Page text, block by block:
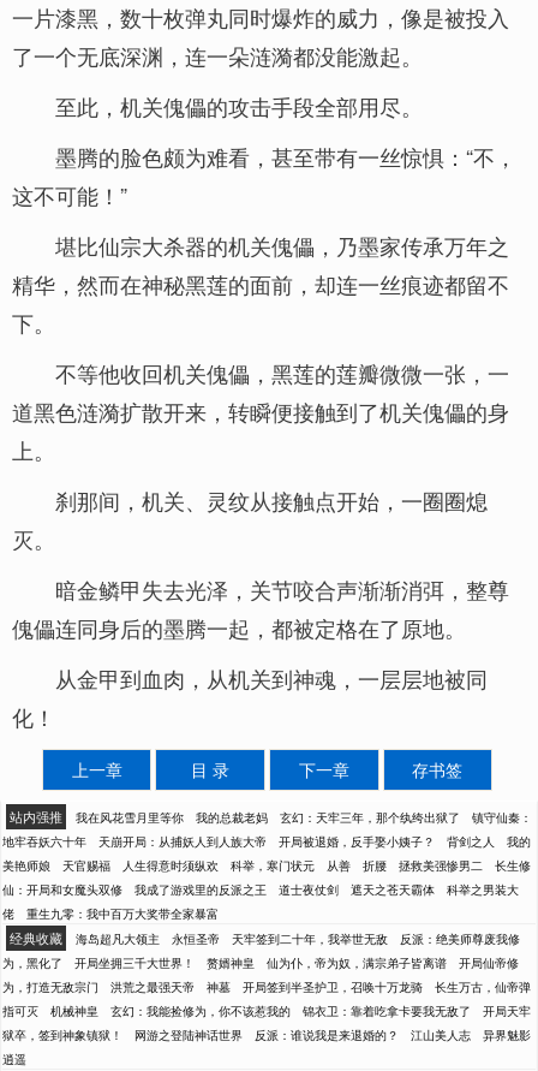
一片漆黑，数十枚弹丸同时爆炸的威力，像是被投入
了一个无底深渊，连一朵涟漪都没能激起。
至此，机关傀儡的攻击手段全部用尽。
墨腾的脸色颇为难看，甚至带有一丝惊惧：“不，
这不可能！”
堪比仙宗大杀器的机关傀儡，乃墨家传承万年之
精华，然而在神秘黑莲的面前，却连一丝痕迹都留不
下。
不等他收回机关傀儡，黑莲的莲瓣微微一张，一
道黑色涟漪扩散开来，转瞬便接触到了机关傀儡的身
上。
刹那间，机关、灵纹从接触点开始，一圈圈熄
灭。
暗金鳞甲失去光泽，关节咬合声渐渐消弭，整尊
傀儡连同身后的墨腾一起，都被定格在了原地。
从金甲到血肉，从机关到神魂，一层层地被同
化！
上一章 目 录 下一章 存书签
站内强推 我在风花雪月里等你 我的总裁老妈 玄幻：天牢三年，那个纨绔出狱了
镇守仙秦：
地牢吞妖六十年
天崩开局：从捕妖人到人族大帝 开局被退婚，反手娶小姨子？ 背剑之人
我的
美艳师娘
天官赐福 人生得意时须纵欢 科举，寒门状元 从善 折腰 拯救美强惨男二
长生修
仙：开局和女魔头双修
我成了游戏里的反派之王 道士夜仗剑 遮天之苍天霸体
科举之男装大
佬
重生九零：我中百万大奖带全家暴富
经典收藏 海岛超凡大领主 永恒圣帝 天牢签到二十年，我举世无敌
反派：绝美师尊废我修
为，黑化了
开局坐拥三千大世界！ 赘婿神皇 仙为仆，帝为奴，满宗弟子皆离谱
开局仙帝修
为，打造无敌宗门
洪荒之最强天帝 神墓 开局签到半圣护卫，召唤十万龙骑
长生万古，仙帝弹
指可灭
机械神皇 玄幻：我能捡修为，你不该惹我的 锦衣卫：靠着吃拿卡要我无敌了
开局天牢
狱卒，签到神象镇狱！
网游之登陆神话世界 反派：谁说我是来退婚的？ 江山美人志
异界魅影
逍遥